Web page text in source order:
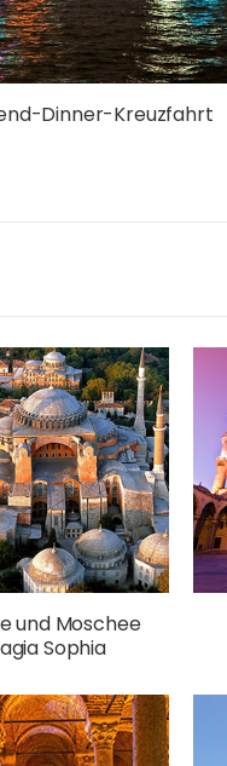
Dinner-Kreuzfahrt
und Moschee
Sophia